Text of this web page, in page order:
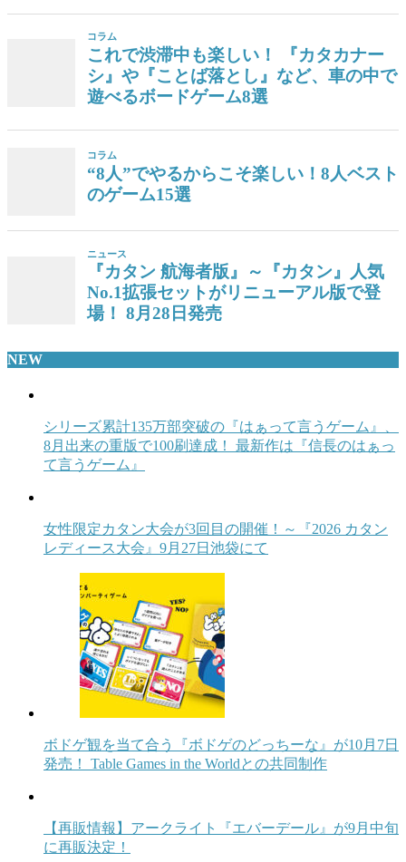
コラム
これで渋滞中も楽しい！ 『カタカナー
シ』や『ことば落とし』など、車の中で
遊べるボードゲーム8選
コラム
“8人”でやるからこそ楽しい！8人ベスト
のゲーム15選
ニュース
『カタン 航海者版』～『カタン』人気
No.1拡張セットがリニューアル版で登
場！ 8月28日発売
NEW
シリーズ累計135万部突破の『はぁって言うゲーム』、
8月出来の重版で100刷達成！ 最新作は『信長のはぁっ
て言うゲーム』
女性限定カタン大会が3回目の開催！～『2026 カタン
レディース大会』9月27日池袋にて
ボドゲ観を当て合う『ボドゲのどっちーな』が10月7日
発売！ Table Games in the Worldとの共同制作
【再販情報】アークライト『エバーデール』が9月中旬
に再販決定！